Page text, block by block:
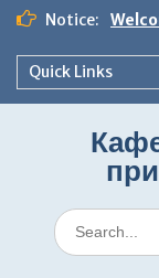
Перейти
вмісту
Notice:
Quick Links
Шукати: